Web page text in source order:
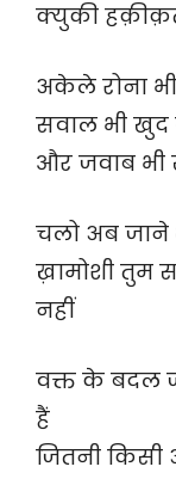
क्युकी
अकेले रोना
सवाल भी खुद
और जवाब
चलो अब जाने
ख़ामोशी तुम
नहीं
वक्त के बदल
हैं
जितनी